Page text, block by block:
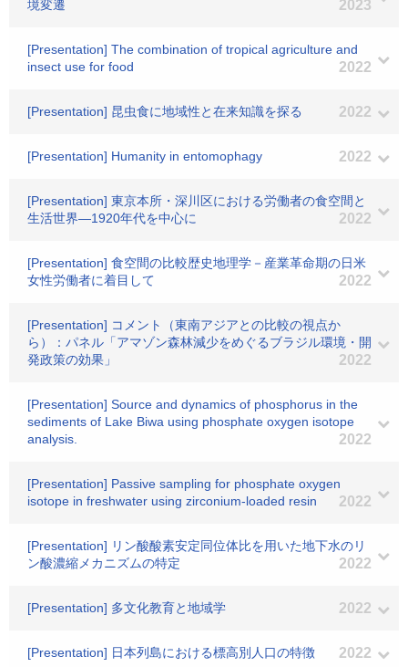
境変遷
2023
[Presentation] The combination of tropical agriculture and
insect use for food
2022
[Presentation] 昆虫食に地域性と在来知識を探る 2022
[Presentation] Humanity in entomophagy 2022
[Presentation] 東京本所・深川区における労働者の食空間と
生活世界―1920年代を中心に
2022
[Presentation] 食空間の比較歴史地理学－産業革命期の日米
女性労働者に着目して
2022
[Presentation] コメント（東南アジアとの比較の視点か
ら）：パネル「アマゾン森林減少をめぐるブラジル環境・開
発政策の効果」
2022
[Presentation] Source and dynamics of phosphorus in the
sediments of Lake Biwa using phosphate oxygen isotope
analysis.
2022
[Presentation] Passive sampling for phosphate oxygen
isotope in freshwater using zirconium-loaded resin
2022
[Presentation] リン酸酸素安定同位体比を用いた地下水のリ
ン酸濃縮メカニズムの特定
2022
[Presentation] 多文化教育と地域学 2022
[Presentation] 日本列島における標高別人口の特徴 2022